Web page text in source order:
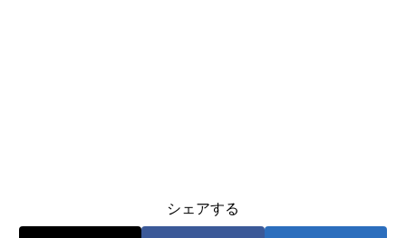
シェアする